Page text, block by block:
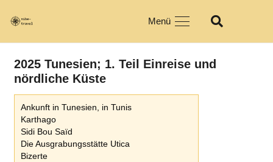
Menü
2025 Tunesien; 1. Teil Einreise und
nördliche Küste
Ankunft in Tunesien, in Tunis
Karthago
Sidi Bou Saïd
Die Ausgrabungsstätte Utica
Bizerte